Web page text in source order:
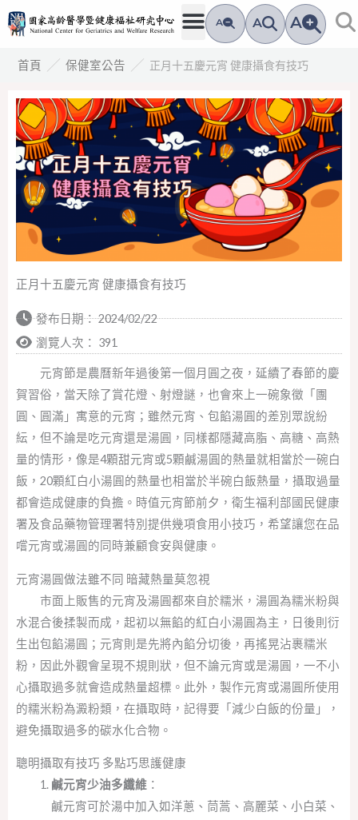
跳
至
A A A
首頁 ／ 保健室公告 ／ 正月十五慶元宵 健康攝食有技巧
正月十五慶元宵 健康攝食有技巧
發布日期：2024/02/22
瀏覽人次： 391
元宵節是農曆新年過後第一個月圓之夜，延續了春節的慶
賀習俗，當天除了賞花燈、射燈謎，也會來上一碗象徵「團
圓、圓滿」寓意的元宵；雖然元宵、包餡湯圓的差別眾說紛
紜，但不論是吃元宵還是湯圓，同樣都隱藏高脂、高糖、高熱
量的情形，像是4顆甜元宵或5顆鹹湯圓的熱量就相當於一碗白
飯，20顆紅白小湯圓的熱量也相當於半碗白飯熱量，攝取過量
都會造成健康的負擔。時值元宵節前夕，衛生福利部國民健康
署及食品藥物管理署特別提供幾項食用小技巧，希望讓您在品
嚐元宵或湯圓的同時兼顧食安與健康。
元宵湯圓做法雖不同 暗藏熱量莫忽視
市面上販售的元宵及湯圓都來自於糯米，湯圓為糯米粉與
水混合後揉製而成，起初以無餡的紅白小湯圓為主，日後則衍
生出包餡湯圓；元宵則是先將內餡分切後，再搖晃沾裹糯米
粉，因此外觀會呈現不規則狀，但不論元宵或是湯圓，一不小
心攝取過多就會造成熱量超標。此外，製作元宵或湯圓所使用
的糯米粉為澱粉類，在攝取時，記得要「減少白飯的份量」，
避免攝取過多的碳水化合物。
聰明攝取有技巧 多點巧思護健康
鹹元宵少油多纖維：
鹹元宵可於湯中加入如洋蔥、茼蒿、高麗菜、小白菜、